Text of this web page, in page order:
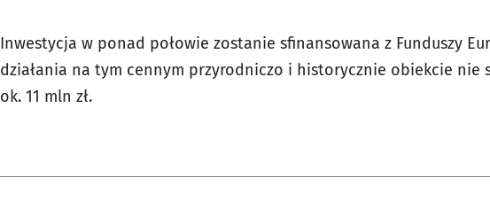
Inwestycja w ponad połowie zostanie sfinansowana z Funduszy
działania na tym cennym przyrodniczo i historycznie obiekcie nie
ok. 11 mln zł.